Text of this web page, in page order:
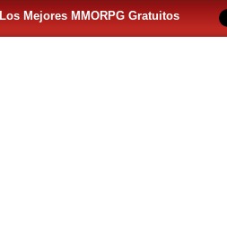
Los Mejores MMORPG Gratuitos